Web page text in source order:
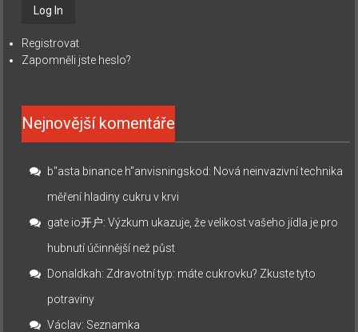
Registrovat
Zapomněli jste heslo?
Nejnovější komentáře
b"asta binance h"anvisningskod: Nová neinvazivní technika
měření hladiny cukru v krvi
gate io开户:Výzkum ukazuje, že velikost vašeho jídla je pro
hubnutí účinnější než půst
Donaldkah: Zdravotní typ: máte cukrovku? Zkuste tyto
potraviny
Václav: Seznamka